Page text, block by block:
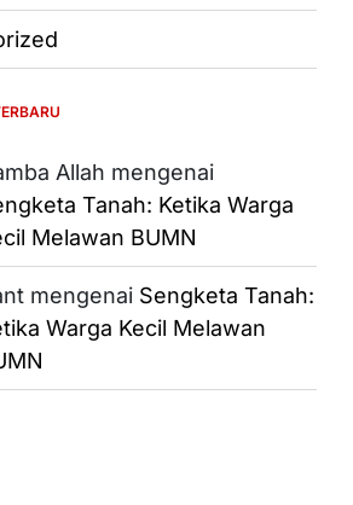
Allah mengenai
Tanah: Ketika Warga
Melawan BUMN
mengenai Sengketa Tanah:
Warga Kecil Melawan